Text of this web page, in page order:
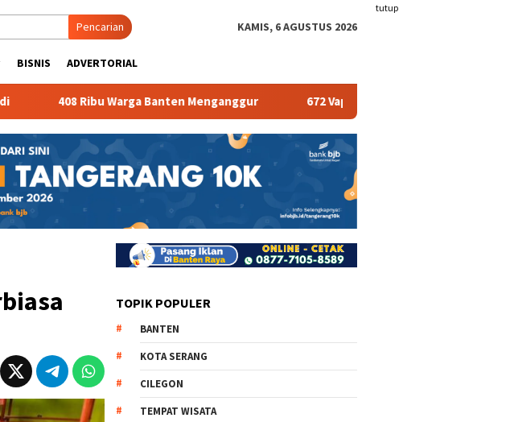
tutup
Pencarian KAMIS, 6 AGUSTUS 2026
BISNIS ADVERTORIAL
Ribu Warga Banten Menganggur 672 Vape Store Terancam Tutup
TOPIK POPULER
BANTEN
KOTA SERANG
CILEGON
TEMPAT WISATA